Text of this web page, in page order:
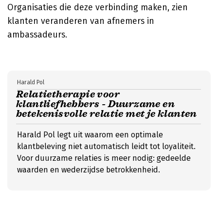
Organisaties die deze verbinding maken, zien
klanten veranderen van afnemers in
ambassadeurs.
Relatietherapie voor
klantliefhebbers - Duurzame en
betekenisvolle relatie met je klanten
Harald Pol
Harald Pol legt uit waarom een optimale
klantbeleving niet automatisch leidt tot loyaliteit.
Voor duurzame relaties is meer nodig: gedeelde
waarden en wederzijdse betrokkenheid.